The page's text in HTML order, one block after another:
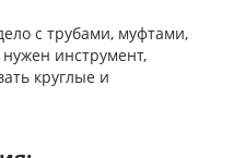
с трубами, муфтами,
инструмент,
круглые и